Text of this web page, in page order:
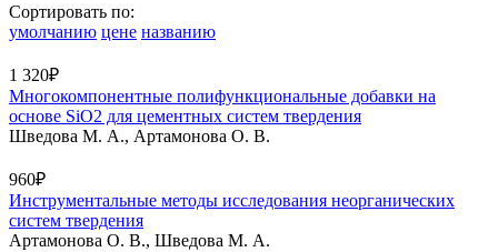
Сортировать по:
умолчанию цене названию
1 320₽
Многокомпонентные полифункциональные добавки на
основе SiO2 для цементных систем твердения
Шведова М. А., Артамонова О. В.
960₽
Инструментальные методы исследования неорганических
систем твердения
Артамонова О. В., Шведова М. А.